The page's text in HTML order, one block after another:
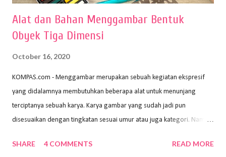
Alat dan Bahan Menggambar Bentuk
Obyek Tiga Dimensi
October 16, 2020
KOMPAS.com - Menggambar merupakan sebuah kegiatan ekspresif
yang didalamnya membutuhkan beberapa alat untuk menunjang
terciptanya sebuah karya. Karya gambar yang sudah jadi pun
disesuaikan dengan tingkatan sesuai umur atau juga kategori. Namun,
sehingga hasilnya bisa dilihat. Peran alat dan bahan sangat
SHARE 4 COMMENTS READ MORE